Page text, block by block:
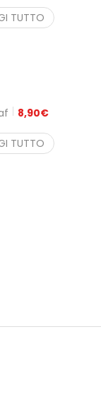
TUTTO
8,90€
TUTTO